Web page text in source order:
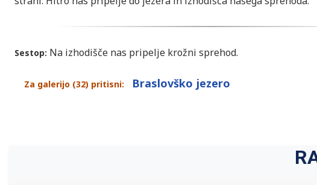
Sestop: Na izhodišče nas pripelje krožni sprehod.
Za galerijo (32) pritisni: Braslovško jezero